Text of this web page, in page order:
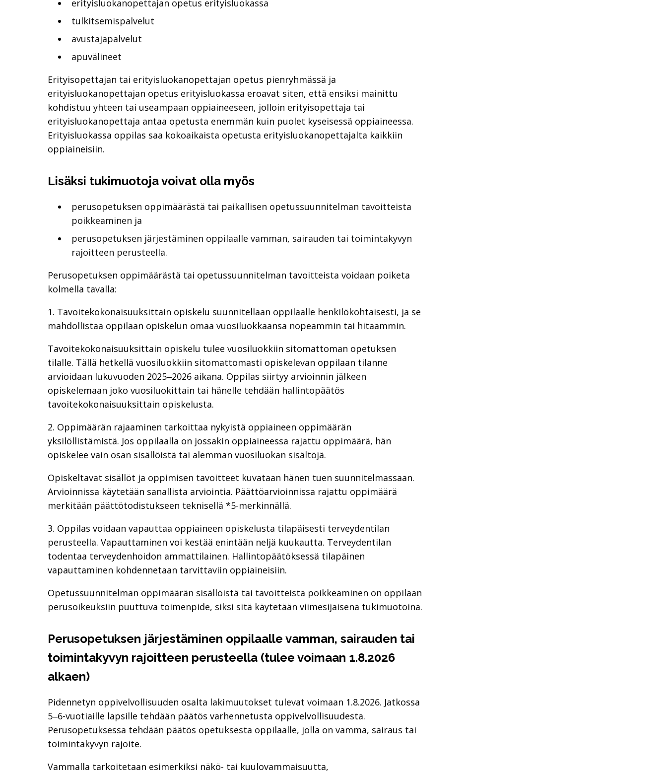
erityisluokanopettajan opetus erityisluokassa
tulkitsemispalvelut
avustajapalvelut
apuvälineet
Erityisopettajan tai erityisluokanopettajan opetus pienryhmässä ja
erityisluokanopettajan opetus erityisluokassa eroavat siten, että ensiksi mainittu
kohdistuu yhteen tai useampaan oppiaineeseen, jolloin erityisopettaja tai
erityisluokanopettaja antaa opetusta enemmän kuin puolet kyseisessä oppiaineessa.
Erityisluokassa oppilas saa kokoaikaista opetusta erityisluokanopettajalta kaikkiin
oppiaineisiin.
Lisäksi tukimuotoja voivat olla myös
perusopetuksen oppimäärästä tai paikallisen opetussuunnitelman tavoitteista
poikkeaminen ja
perusopetuksen järjestäminen oppilaalle vamman, sairauden tai toimintakyvyn
rajoitteen perusteella.
Perusopetuksen oppimäärästä tai opetussuunnitelman tavoitteista voidaan poiketa
kolmella tavalla:
1. Tavoitekokonaisuuksittain opiskelu suunnitellaan oppilaalle henkilökohtaisesti, ja se
mahdollistaa oppilaan opiskelun omaa vuosiluokkaansa nopeammin tai hitaammin.
Tavoitekokonaisuuksittain opiskelu tulee vuosiluokkiin sitomattoman opetuksen
tilalle. Tällä hetkellä vuosiluokkiin sitomattomasti opiskelevan oppilaan tilanne
arvioidaan lukuvuoden 2025‒2026 aikana. Oppilas siirtyy arvioinnin jälkeen
opiskelemaan joko vuosiluokittain tai hänelle tehdään hallintopäätös
tavoitekokonaisuuksittain opiskelusta.
2. Oppimäärän rajaaminen tarkoittaa nykyistä oppiaineen oppimäärän
yksilöllistämistä. Jos oppilaalla on jossakin oppiaineessa rajattu oppimäärä, hän
opiskelee vain osan sisällöistä tai alemman vuosiluokan sisältöjä.
Opiskeltavat sisällöt ja oppimisen tavoitteet kuvataan hänen tuen suunnitelmassaan.
Arvioinnissa käytetään sanallista arviointia. Päättöarvioinnissa rajattu oppimäärä
merkitään päättötodistukseen teknisellä *5-merkinnällä.
3. Oppilas voidaan vapauttaa oppiaineen opiskelusta tilapäisesti terveydentilan
perusteella. Vapauttaminen voi kestää enintään neljä kuukautta. Terveydentilan
todentaa terveydenhoidon ammattilainen. Hallintopäätöksessä tilapäinen
vapauttaminen kohdennetaan tarvittaviin oppiaineisiin.
Opetussuunnitelman oppimäärän sisällöistä tai tavoitteista poikkeaminen on oppilaan
perusoikeuksiin puuttuva toimenpide, siksi sitä käytetään viimesijaisena tukimuotoina.
Perusopetuksen järjestäminen oppilaalle vamman, sairauden tai
toimintakyvyn rajoitteen perusteella (tulee voimaan 1.8.2026
alkaen)
Pidennetyn oppivelvollisuuden osalta lakimuutokset tulevat voimaan 1.8.2026. Jatkossa
5‒6-vuotiaille lapsille tehdään päätös varhennetusta oppivelvollisuudesta.
Perusopetuksessa tehdään päätös opetuksesta oppilaalle, jolla on vamma, sairaus tai
toimintakyvyn rajoite.
Vammalla tarkoitetaan esimerkiksi näkö- tai kuulovammaisuutta,